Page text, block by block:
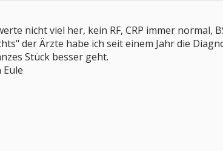
nicht viel her, kein RF, CRP immer normal,
der Ärzte habe ich seit einem Jahr die
Stück besser geht.